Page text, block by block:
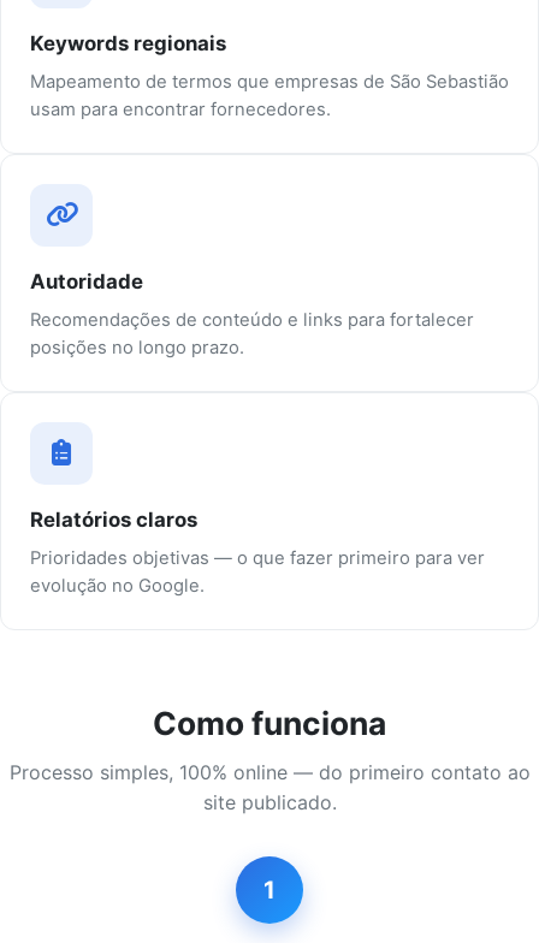
Keywords regionais
Mapeamento de termos que empresas de São Sebastião
usam para encontrar fornecedores.
Autoridade
Recomendações de conteúdo e links para fortalecer
posições no longo prazo.
Relatórios claros
Prioridades objetivas — o que fazer primeiro para ver
evolução no Google.
Como funciona
Processo simples, 100% online — do primeiro contato ao
site publicado.
1